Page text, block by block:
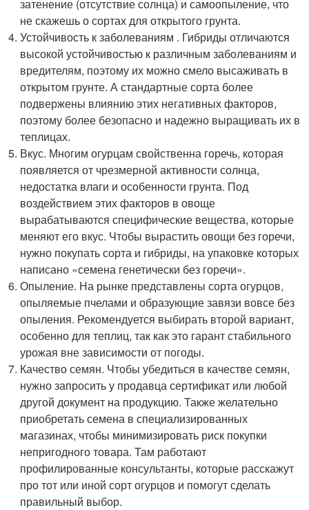
затенение (отсутствие солнца) и самоопыление, что
не скажешь о сортах для открытого грунта.
Устойчивость к заболеваниям . Гибриды отличаются
высокой устойчивостью к различным заболеваниям и
вредителям, поэтому их можно смело высаживать в
открытом грунте. А стандартные сорта более
подвержены влиянию этих негативных факторов,
поэтому более безопасно и надежно выращивать их в
теплицах.
Вкус. Многим огурцам свойственна горечь, которая
появляется от чрезмерной активности солнца,
недостатка влаги и особенности грунта. Под
воздействием этих факторов в овоще
вырабатываются специфические вещества, которые
меняют его вкус. Чтобы вырастить овощи без горечи,
нужно покупать сорта и гибриды, на упаковке которых
написано «семена генетически без горечи».
Опыление. На рынке представлены сорта огурцов,
опыляемые пчелами и образующие завязи вовсе без
опыления. Рекомендуется выбирать второй вариант,
особенно для теплиц, так как это гарант стабильного
урожая вне зависимости от погоды.
Качество семян. Чтобы убедиться в качестве семян,
нужно запросить у продавца сертификат или любой
другой документ на продукцию. Также желательно
приобретать семена в специализированных
магазинах, чтобы минимизировать риск покупки
непригодного товара. Там работают
профилированные консультанты, которые расскажут
про тот или иной сорт огурцов и помогут сделать
правильный выбор.